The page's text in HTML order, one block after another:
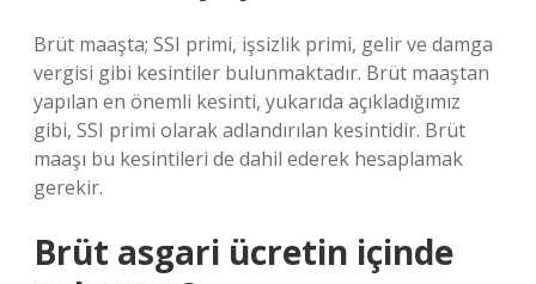
Brüt maaşta; SSI primi, işsizlik primi, gelir ve damga
vergisi gibi kesintiler bulunmaktadır. Brüt maaştan
yapılan en önemli kesinti, yukarıda açıkladığımız
gibi, SSI primi olarak adlandırılan kesintidir. Brüt
maaşı bu kesintileri de dahil ederek hesaplamak
gerekir.
Brüt asgari ücretin içinde